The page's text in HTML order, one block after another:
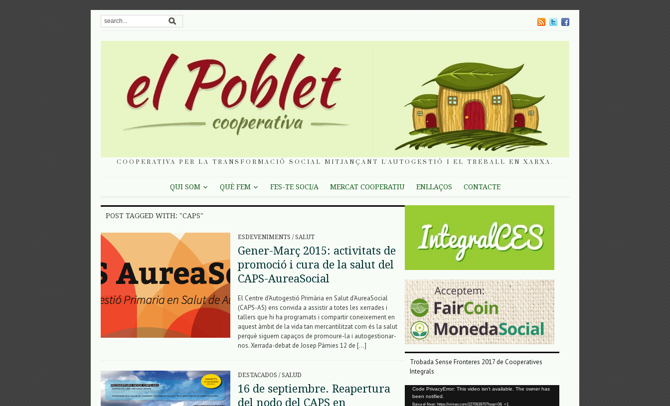
COOPERATIVA PER LA TRANSFORMACIÓ SOCIAL MITJANÇANT L'AUTOGESTIÓ I EL TREBALL EN XARXA.
QUI SOM QUÈ FEM FES-TE SOCI/A MERCAT COOPERATIU ENLLAÇOS CONTACTE
POST TAGGED WITH: "CAPS"
ESDEVENIMENTS / SALUT
Gener-Març 2015: activitats de
promoció i cura de la salut del
CAPS-AureaSocial
El Centre d’Autogestió Primària en Salut d’AureaSocial
(CAPS-AS) ens convida a assistir a totes les xerrades i
tallers que hi ha programats i compartir coneixement en
aquest àmbit de la vida tan mercantilitzat com és la salut
perquè siguem capaços de promoure-la i autogestionar-
nos. Xerrada-debat de Josep Pàmies 12 de […]
DESTACADOS / SALUD
16 de septiembre. Reapertura
del nodo del CAPS en
Trobada Sense Fronteres 2017 de Cooperatives
Integrals
Reproductor
Code PrivacyError: This video isn't available. The owner has
been notified.
Baixa el fitxer: https://vimeo.com/227063970?loop=0&_=1